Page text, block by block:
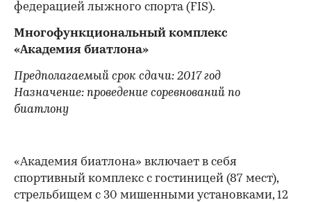
федерацией лыжного спорта (FIS).
Многофункциональный комплекс
«Академия биатлона»
Предполагаемый срок сдачи: 2017 год
Назначение: проведение соревнований по
биатлону
«Академия биатлона» включает в себя
спортивный комплекс с гостиницей (87 мест),
стрельбищем с 30 мишенными установками, 12